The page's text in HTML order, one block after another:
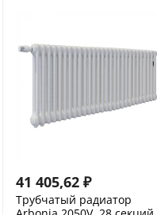
41 405,62 ₽
Трубчатый радиатор